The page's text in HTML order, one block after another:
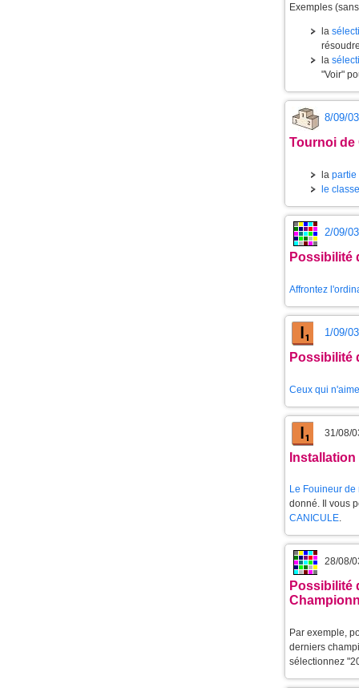
Exemples
la
la
"Voir"
8/09/
Tournoi de
la partie
le
2/09/
Possibilité
Affrontez
1/09/
Possibilité
Ceux qui
31/08/
Le Fouineur de
donné. Il vous
CANICULE.
28/08/
Possibilité
Par exemple,
derniers
sélectionnez